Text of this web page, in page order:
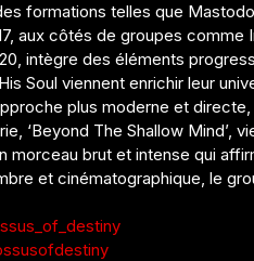
formations telles que
aux côtés de groupes comme
intègre des éléments
Soul viennent enrichir leur
plus moderne et
‘Beyond The Shallow Mind’,
morceau brut et intense qui
et cinématographique, le